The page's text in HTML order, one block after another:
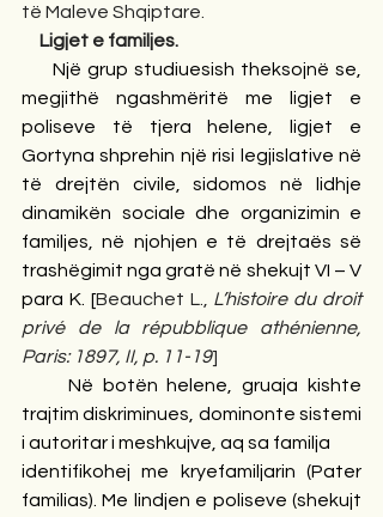
të Maleve Shqiptare.
Ligjet e familjes.
Një grup studiuesish theksojnë se,
megjithë ngashmëritë me ligjet e
poliseve të tjera helene, ligjet e
Gortyna shprehin një risi legjislative në
të drejtën civile, sidomos në lidhje
dinamikën sociale dhe organizimin e
familjes, në njohjen e të drejtaës së
trashëgimit nga gratë në shekujt VI – V
para K. [Beauchet L., L’histoire du droit
privé de la répubblique athénienne,
Paris: 1897, II, p. 11-19]
Në botën helene, gruaja kishte
trajtim diskriminues, dominonte sistemi
i autoritar i meshkujve, aq sa familja
identifikohej me kryefamiljarin (Pater
familias). Me lindjen e poliseve (shekujt